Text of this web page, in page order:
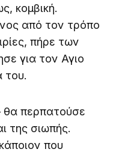
κομβική.
από τον τρόπο
πήρε των
για τον Αγιο
του.
περπατούσε
της σιωπής.
που